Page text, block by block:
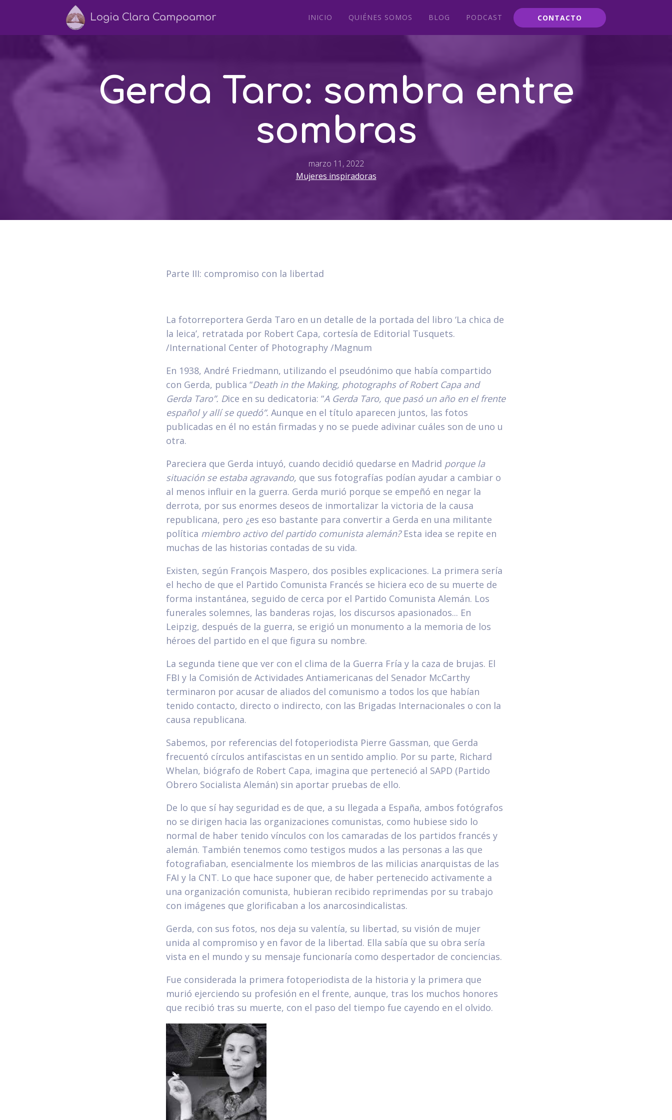
Logia Clara Campoamor INICIO QUIÉNES SOMOS BLOG PODCAST CONTACTO
Gerda Taro: sombra entre
sombras
marzo 11, 2022
Mujeres inspiradoras
Parte III: compromiso con la libertad
La fotorreportera Gerda Taro en un detalle de la portada del libro ‘La chica de
la leica’, retratada por Robert Capa, cortesía de Editorial Tusquets.
/International Center of Photography /Magnum
En 1938, André Friedmann, utilizando el pseudónimo que había compartido
con Gerda, publica “Death in the Making, photographs of Robert Capa and
Gerda Taro”. Dice en su dedicatoria: “A Gerda Taro, que pasó un año en el frente
español y allí se quedó”. Aunque en el título aparecen juntos, las fotos
publicadas en él no están firmadas y no se puede adivinar cuáles son de uno u
otra.
Pareciera que Gerda intuyó, cuando decidió quedarse en Madrid porque la
situación se estaba agravando, que sus fotografías podían ayudar a cambiar o
al menos influir en la guerra. Gerda murió porque se empeñó en negar la
derrota, por sus enormes deseos de inmortalizar la victoria de la causa
republicana, pero ¿es eso bastante para convertir a Gerda en una militante
política miembro activo del partido comunista alemán? Esta idea se repite en
muchas de las historias contadas de su vida.
Existen, según François Maspero, dos posibles explicaciones. La primera sería
el hecho de que el Partido Comunista Francés se hiciera eco de su muerte de
forma instantánea, seguido de cerca por el Partido Comunista Alemán. Los
funerales solemnes, las banderas rojas, los discursos apasionados... En
Leipzig, después de la guerra, se erigió un monumento a la memoria de los
héroes del partido en el que figura su nombre.
La segunda tiene que ver con el clima de la Guerra Fría y la caza de brujas. El
FBI y la Comisión de Actividades Antiamericanas del Senador McCarthy
terminaron por acusar de aliados del comunismo a todos los que habían
tenido contacto, directo o indirecto, con las Brigadas Internacionales o con la
causa republicana.
Sabemos, por referencias del fotoperiodista Pierre Gassman, que Gerda
frecuentó círculos antifascistas en un sentido amplio. Por su parte, Richard
Whelan, biógrafo de Robert Capa, imagina que perteneció al SAPD (Partido
Obrero Socialista Alemán) sin aportar pruebas de ello.
De lo que sí hay seguridad es de que, a su llegada a España, ambos fotógrafos
no se dirigen hacia las organizaciones comunistas, como hubiese sido lo
normal de haber tenido vínculos con los camaradas de los partidos francés y
alemán. También tenemos como testigos mudos a las personas a las que
fotografiaban, esencialmente los miembros de las milicias anarquistas de las
FAI y la CNT. Lo que hace suponer que, de haber pertenecido activamente a
una organización comunista, hubieran recibido reprimendas por su trabajo
con imágenes que glorificaban a los anarcosindicalistas.
Gerda, con sus fotos, nos deja su valentía, su libertad, su visión de mujer
unida al compromiso y en favor de la libertad. Ella sabía que su obra sería
vista en el mundo y su mensaje funcionaría como despertador de conciencias.
Fue considerada la primera fotoperiodista de la historia y la primera que
murió ejerciendo su profesión en el frente, aunque, tras los muchos honores
que recibió tras su muerte, con el paso del tiempo fue cayendo en el olvido.